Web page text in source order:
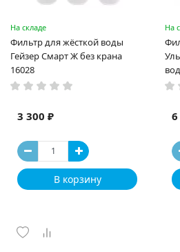
На складе
Фильтр для жёсткой воды
Гейзер Смарт Ж без крана
16028
3 300 ₽
В корзину
На